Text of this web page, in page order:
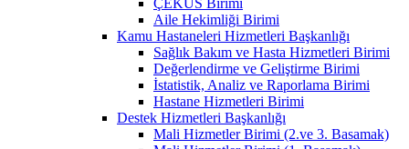
Aile Hekimliği Birimi
Kamu Hastaneleri Hizmetleri Başkanlığı
Sağlık Bakım ve Hasta Hizmetleri Birimi
Değerlendirme ve Geliştirme Birimi
İstatistik, Analiz ve Raporlama Birimi
Hastane Hizmetleri Birimi
Destek Hizmetleri Başkanlığı
Mali Hizmetler Birimi (2.ve 3. Basamak)